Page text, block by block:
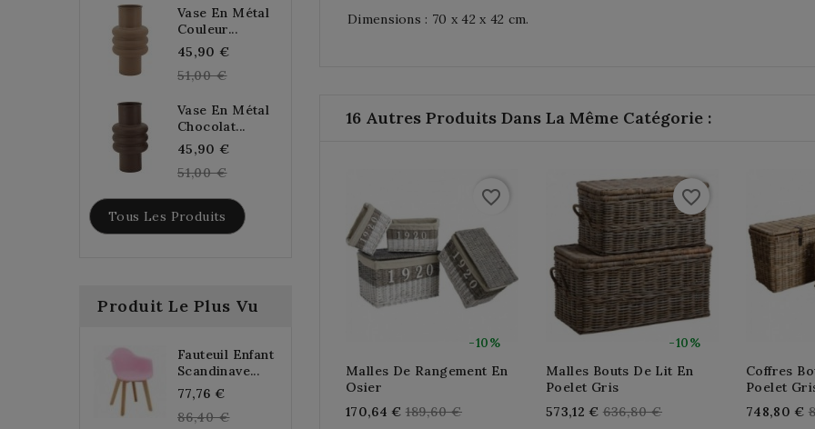
Vase En Métal
Couleur...
45,90 €
51,00 €
Vase En Métal
Chocolat...
45,90 €
51,00 €
Tous Les Produits
Produit Le Plus Vu
Fauteuil Enfant
Scandinave...
77,76 €
price
86,40 €
Dimensions : 70 x 42 x 42 cm.
16 Autres Produits Dans La Même Catégorie :
-10%
favorite_border
Malles De Rangement En
Osier
170,64 € Regular
189,60 €
-10%
favorite_border
Malles Bouts De Lit En
Poelet Gris
573,12 € Regular
636,80 €
Coffres
Poelet
748,80 €